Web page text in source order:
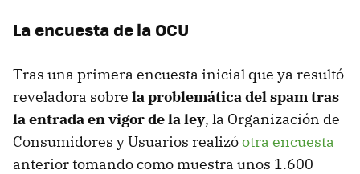
La encuesta de la OCU
Tras una primera encuesta inicial que ya resultó
reveladora sobre la problemática del spam tras
la entrada en vigor de la ley, la Organización de
Consumidores y Usuarios realizóotra encuesta
anterior tomando como muestra unos 1.600